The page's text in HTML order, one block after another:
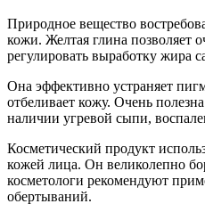
Природное вещество
кожи. Желтая глина позволяет
регулировать выработку жира
Она эффективно устраняет
отбеливает кожу. Очень
наличии угревой сыпи,
Косметический продукт
кожей лица. Он великолепно
косметологи рекомендуют
обертываний.